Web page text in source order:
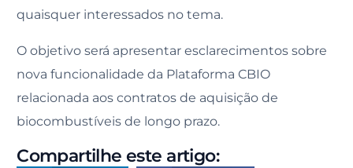
quaisquer interessados no tema.
O objetivo será apresentar esclarecimentos sobre
nova funcionalidade da Plataforma CBIO
relacionada aos contratos de aquisição de
biocombustíveis de longo prazo.
Compartilhe este artigo: